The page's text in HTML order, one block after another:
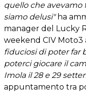
quello che avevamo
siamo delusi"ha
manager del Lucky
weekend CIV Moto3
fiduciosi di poter far
poterci giocare il
Imola il 28 e 29
appuntamento tra